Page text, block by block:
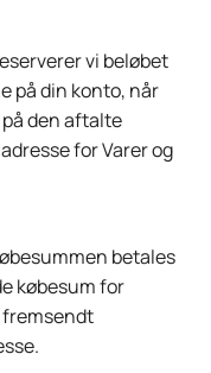
vi beløbet
på din konto, når
på den aftalte
for Varer og
betales
købesum for
fremsendt